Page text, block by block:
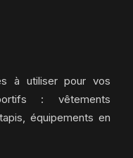
à utiliser pour vos
: vêtements
équipements en